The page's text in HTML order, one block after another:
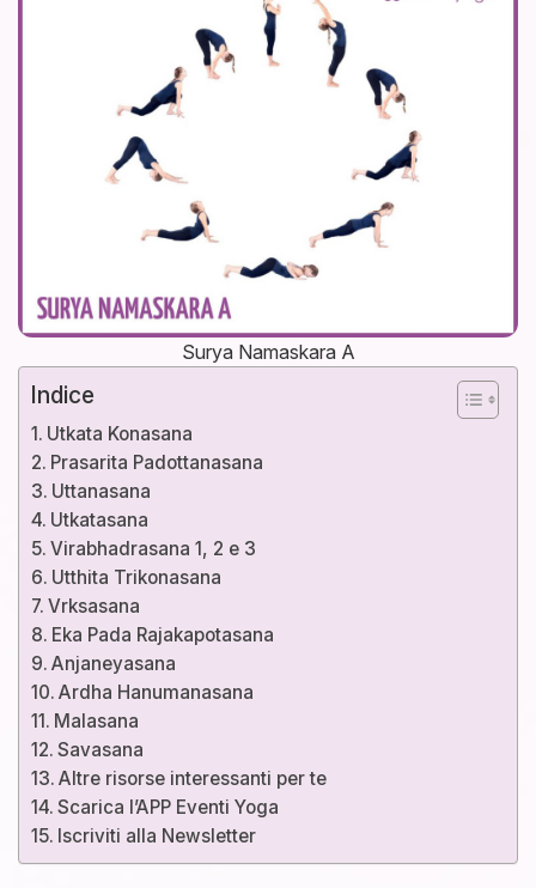
Surya Namaskara A
Indice
Utkata Konasana
Prasarita Padottanasana
Uttanasana
Utkatasana
Virabhadrasana 1, 2 e 3
Utthita Trikonasana
Vrksasana
Eka Pada Rajakapotasana
Anjaneyasana
Ardha Hanumanasana
Malasana
Savasana
Altre risorse interessanti per te
Scarica l’APP Eventi Yoga
Iscriviti alla Newsletter